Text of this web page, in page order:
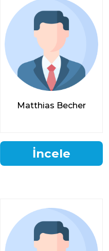
Matthias Becher
İncele